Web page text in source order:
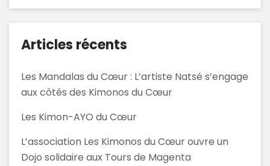
Articles récents
Les Mandalas du Cœur : L’artiste Natsé s’engage
aux côtés des Kimonos du Cœur
Les Kimon-AYO du Cœur
L’association Les Kimonos du Cœur ouvre un
Dojo solidaire aux Tours de Magenta